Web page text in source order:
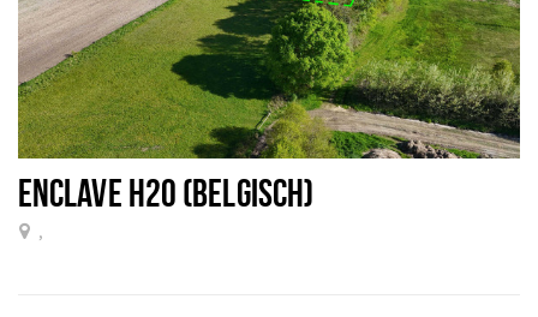
ENCLAVE H20 (BELGISCH)
,